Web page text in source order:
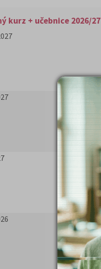
kurz + učebnice 2026/27